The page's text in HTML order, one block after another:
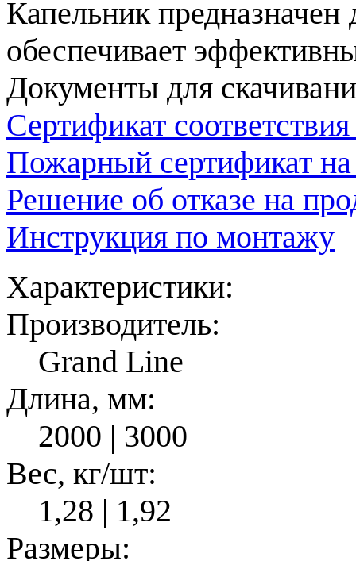
Капельник
обеспечивает
Документы для
Сертификат
Пожарный сертификат
Решение об отказе на
Инструкция по монтажу
Характеристики:
Производитель:
Grand Line
Длина, мм:
2000 | 3000
Вес, кг/шт:
1,28 | 1,92
Размеры: